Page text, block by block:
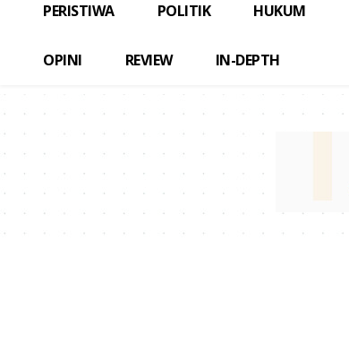
PERISTIWA POLITIK HUKUM
OPINI REVIEW IN-DEPTH